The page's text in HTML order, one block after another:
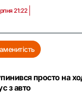
21:22
просто на
з авто